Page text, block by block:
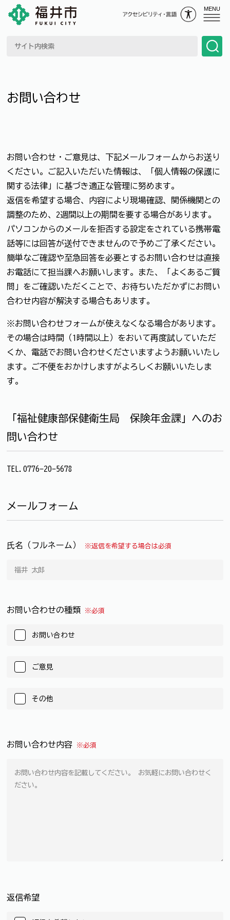
MENU
お問い合わせ
お問い合わせ・ご意見は、下記メールフォームからお送り
ください。ご記入いただいた情報は、「個人情報の保護に
関する法律」に基づき適正な管理に努めます。
返信を希望する場合、内容により現場確認、関係機関との
調整のため、2週間以上の期間を要する場合があります。
パソコンからのメールを拒否する設定をされている携帯電
話等には回答が送付できませんので予めご了承ください。
簡単なご確認や至急回答を必要とするお問い合わせは直接
お電話にて担当課へお願いします。また、「よくあるご質
問」をご確認いただくことで、お待ちいただかずにお問い
合わせ内容が解決する場合もあります。
※お問い合わせフォームが使えなくなる場合があります。
その場合は時間（1時間以上）をおいて再度試していただ
くか、電話でお問い合わせくださいますようお願いいたし
ます。ご不便をおかけしますがよろしくお願いいたしま
す。
「福祉健康部保健衛生局 保険年金課」へのお
問い合わせ
TEL.0776-20-5678
メールフォーム
氏名（フルネーム） ※返信を希望する場合は必須
お問い合わせの種類 ※必須
お問い合わせ
ご意見
その他
お問い合わせ内容 ※必須
返信希望